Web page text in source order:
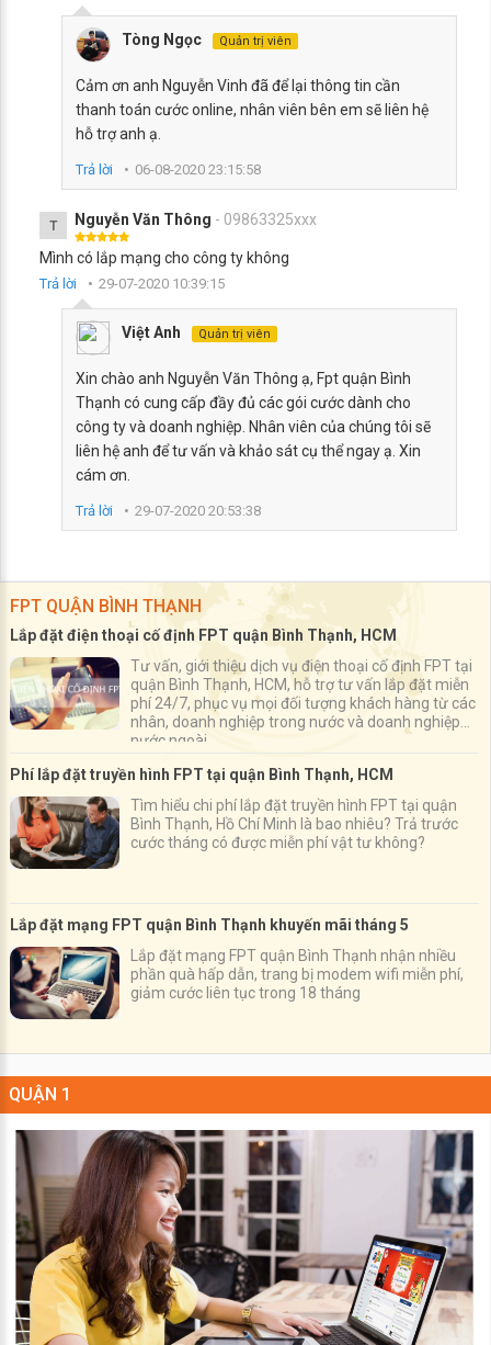
Tòng Ngọc Quản trị viên
Cảm ơn anh Nguyễn Vinh đã để lại thông tin cần
thanh toán cước online, nhân viên bên em sẽ liên hệ
hỗ trợ anh ạ.
Trả lời 06-08-2020 23:15:58
T Nguyễn Văn Thông - 09863325xxx
Mình có lắp mạng cho công ty không
Trả lời 29-07-2020 10:39:15
Việt Anh Quản trị viên
Xin chào anh Nguyễn Văn Thông ạ, Fpt quận Bình
Thạnh có cung cấp đầy đủ các gói cước dành cho
công ty và doanh nghiệp. Nhân viên của chúng tôi sẽ
liên hệ anh để tư vấn và khảo sát cụ thể ngay ạ. Xin
cám ơn.
Trả lời 29-07-2020 20:53:38
FPT QUẬN BÌNH THẠNH
Lắp đặt điện thoại cố định FPT quận Bình Thạnh, HCM
Tư vấn, giới thiệu dịch vụ điện thoại cố định FPT tại
quận Bình Thạnh, HCM, hỗ trợ tư vấn lắp đặt miễn
phí 24/7, phục vụ mọi đối tượng khách hàng từ các
nhân, doanh nghiệp trong nước và doanh nghiệp
nước ngoài
Phí lắp đặt truyền hình FPT tại quận Bình Thạnh, HCM
Tìm hiểu chi phí lắp đặt truyền hình FPT tại quận
Bình Thạnh, Hồ Chí Minh là bao nhiêu? Trả trước
cước tháng có được miễn phí vật tư không?
Lắp đặt mạng FPT quận Bình Thạnh khuyến mãi tháng 5
Lắp đặt mạng FPT quận Bình Thạnh nhận nhiều
phần quà hấp dẫn, trang bị modem wifi miễn phí,
giảm cước liên tục trong 18 tháng
QUẬN 1